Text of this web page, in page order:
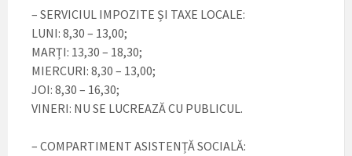
– SERVICIUL IMPOZITE ȘI TAXE LOCALE:
LUNI: 8,30 – 13,00;
MARȚI: 13,30 – 18,30;
MIERCURI: 8,30 – 13,00;
JOI: 8,30 – 16,30;
VINERI: NU SE LUCREAZĂ CU PUBLICUL.
– COMPARTIMENT ASISTENȚĂ SOCIALĂ: